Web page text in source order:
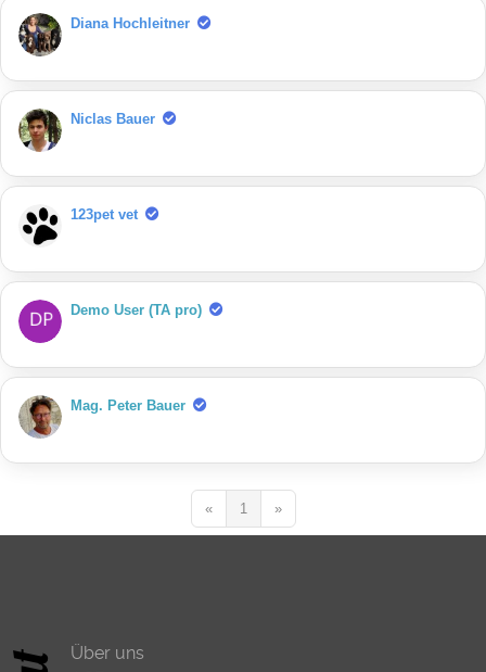
Diana Hochleitner
Niclas Bauer
123pet vet
Demo User (TA pro)
Mag. Peter Bauer
« 1 »
Über uns